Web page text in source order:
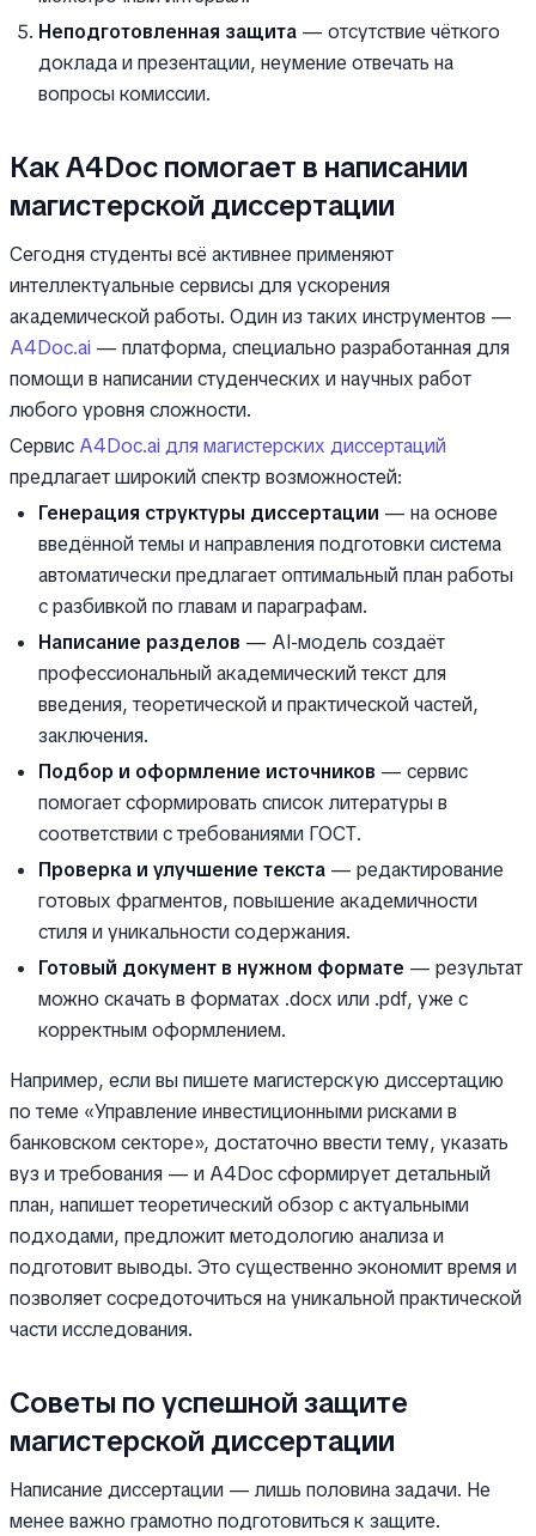
Неподготовленная защита — отсутствие чёткого
доклада и презентации, неумение отвечать на
вопросы комиссии.
Как A4Doc помогает в написании
магистерской диссертации
Сегодня студенты всё активнее применяют
интеллектуальные сервисы для ускорения
академической работы. Один из таких инструментов —
A4Doc.ai — платформа, специально разработанная для
помощи в написании студенческих и научных работ
любого уровня сложности.
Сервис A4Doc.ai для магистерских диссертаций
предлагает широкий спектр возможностей:
Генерация структуры диссертации — на основе
введённой темы и направления подготовки система
автоматически предлагает оптимальный план работы
с разбивкой по главам и параграфам.
Написание разделов — AI-модель создаёт
профессиональный академический текст для
введения, теоретической и практической частей,
заключения.
Подбор и оформление источников — сервис
помогает сформировать список литературы в
соответствии с требованиями ГОСТ.
Проверка и улучшение текста — редактирование
готовых фрагментов, повышение академичности
стиля и уникальности содержания.
Готовый документ в нужном формате — результат
можно скачать в форматах .docx или .pdf, уже с
корректным оформлением.
Например, если вы пишете магистерскую диссертацию
по теме «Управление инвестиционными рисками в
банковском секторе», достаточно ввести тему, указать
вуз и требования — и A4Doc сформирует детальный
план, напишет теоретический обзор с актуальными
подходами, предложит методологию анализа и
подготовит выводы. Это существенно экономит время и
позволяет сосредоточиться на уникальной практической
части исследования.
Советы по успешной защите
магистерской диссертации
Написание диссертации — лишь половина задачи. Не
менее важно грамотно подготовиться к защите.